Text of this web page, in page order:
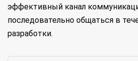
эффективный канал
последовательно общаться в
разработки.